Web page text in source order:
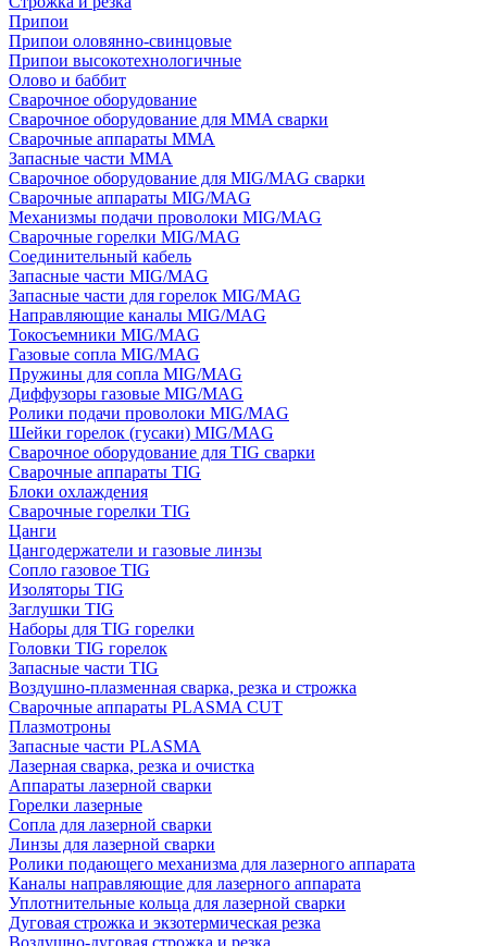
Припои
Припои оловянно-свинцовые
Припои высокотехнологичные
Олово и баббит
Сварочное оборудование
Сварочное оборудование для MMA сварки
Сварочные аппараты MMA
Запасные части MMA
Сварочное оборудование для MIG/MAG сварки
Сварочные аппараты MIG/MAG
Механизмы подачи проволоки MIG/MAG
Сварочные горелки MIG/MAG
Соединительный кабель
Запасные части MIG/MAG
Запасные части для горелок MIG/MAG
Направляющие каналы MIG/MAG
Токосъемники MIG/MAG
Газовые сопла MIG/MAG
Пружины для сопла MIG/MAG
Диффузоры газовые MIG/MAG
Ролики подачи проволоки MIG/MAG
Шейки горелок (гусаки) MIG/MAG
Сварочное оборудование для TIG сварки
Сварочные аппараты TIG
Блоки охлаждения
Сварочные горелки TIG
Цанги
Цангодержатели и газовые линзы
Сопло газовое TIG
Изоляторы TIG
Заглушки TIG
Наборы для TIG горелки
Головки TIG горелок
Запасные части TIG
Воздушно-плазменная сварка, резка и строжка
Сварочные аппараты PLASMA CUT
Плазмотроны
Запасные части PLASMA
Лазерная сварка, резка и очистка
Аппараты лазерной сварки
Горелки лазерные
Сопла для лазерной сварки
Линзы для лазерной сварки
Ролики подающего механизма для лазерного аппарата
Каналы направляющие для лазерного аппарата
Уплотнительные кольца для лазерной сварки
Дуговая строжка и экзотермическая резка
Воздушно-дуговая строжка и резка